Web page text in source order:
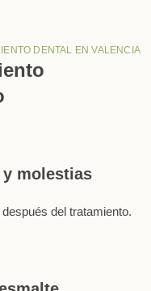
DENTAL EN VALENCIA
molestias
del tratamiento.